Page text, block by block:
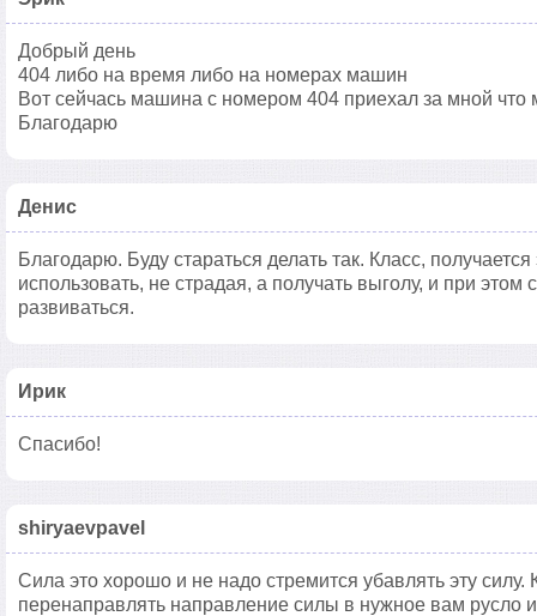
Добрый день
404 либо на время либо на номерах машин
Вот сейчась машина с номером 404 приехал за мной что
Благодарю
Денис
Благодарю. Буду стараться делать так. Класс,
использовать, не страдая, а получать выголу, и при
развиваться.
Ирик
Спасибо!
shiryaevpavel
Сила это хорошо и не надо стремится убавлять эту силу.
перенаправлять направление силы в нужное вам русло и